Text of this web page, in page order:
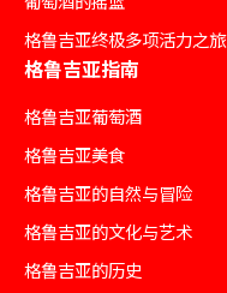
格鲁吉亚终极多项活力之旅
格鲁吉亚指南
格鲁吉亚葡萄酒
格鲁吉亚美食
格鲁吉亚的自然与冒险
格鲁吉亚的文化与艺术
格鲁吉亚的历史